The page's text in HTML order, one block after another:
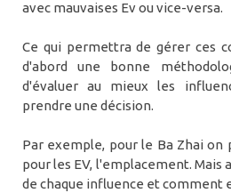
avec mauvaises Ev ou vice-versa.
Ce qui permettra de gérer ces
d'abord une bonne
d'évaluer au mieux les
prendre une décision.
Par exemple, pour le Ba Zhai
pour les EV, l'emplacement. Mais
de chaque influence et comment